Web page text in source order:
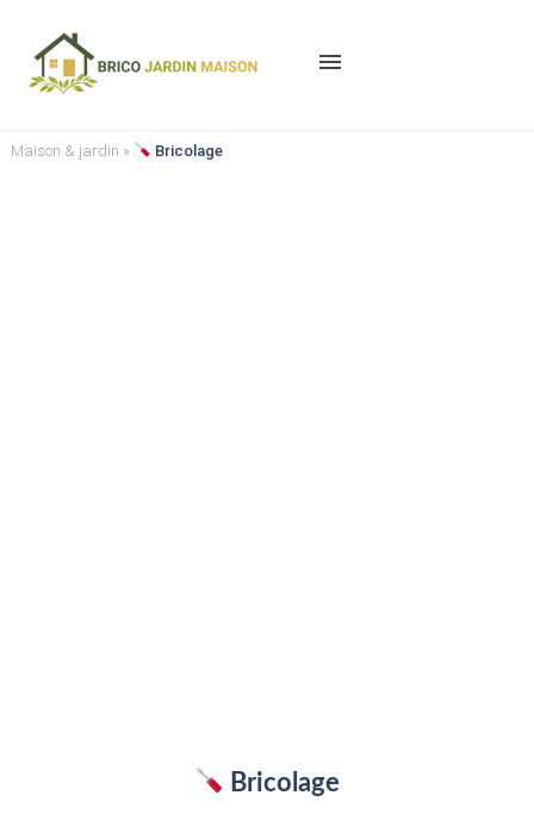
menu
Maison & jardin » Bricolage
Bricolage